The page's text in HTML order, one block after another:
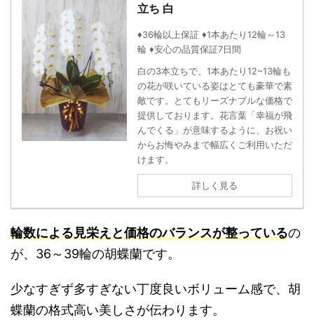
立ち 白
♦36輪以上保証 ♦1本あたり12輪～13
輪 ♦安心の品質保証7日間
白の3本立ちで、1本あたり12~13輪も
の花が咲いている姿はとても豪華で素
敵です。とてもリーズナブルな価格で
提供しております。花言葉「幸福が飛
んでくる」が意味するように、お祝い
からお悔やみまで幅広くご利用いただ
けます。
詳しく見る
輪数による見栄えと価格のバランスが整っているの
が、36～39輪の胡蝶蘭です。
少なすぎず多すぎない丁度良いボリューム感で、胡
蝶蘭の格式高い美しさが伝わります。